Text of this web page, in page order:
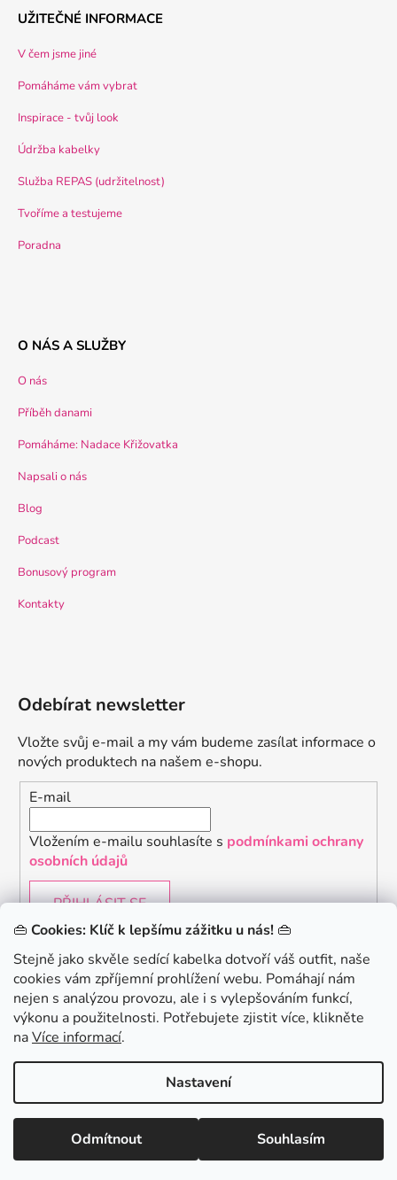
👜 Cookies: Klíč k lepšímu zážitku u nás! 👜
Stejně jako skvěle sedící kabelka dotvoří váš outfit, naše
cookies vám zpříjemní prohlížení webu. Pomáhají nám
nejen s analýzou provozu, ale i s vylepšováním funkcí,
výkonu a použitelnosti. Potřebujete zjistit více, klikněte
naVíce informací.
Nastavení
Odmítnout Souhlasím
UŽITEČNÉ INFORMACE
V čem jsme jiné
Pomáháme vám vybrat
Inspirace - tvůj look
Údržba kabelky
Služba REPAS (udržitelnost)
Tvoříme a testujeme
Poradna
O NÁS A SLUŽBY
O nás
Příběh danami
Pomáháme: Nadace Křižovatka
Napsali o nás
Blog
Podcast
Bonusový program
Kontakty
Odebírat newsletter
Vložte svůj e-mail a my vám budeme zasílat informace o
nových produktech na našem e-shopu.
E-mail
Vložením e-mailu souhlasíte s podmínkami ochrany
osobních údajů
PŘIHLÁSIT SE
.
KONTAKTUJTE NÁS - jsme tady pro Vás na telefonu i
Vytvořil Shoptet
Copyright 2026danami . Všechna práva vyhrazena.
Chceš získat slevu 150Kč na svůj první nákup? Přihlaste
se k našemu newsletteru.
Minimální hodnota nákupu pro uplatnění slevy je 700 Kč.
Zásady zpracování osobních údajů